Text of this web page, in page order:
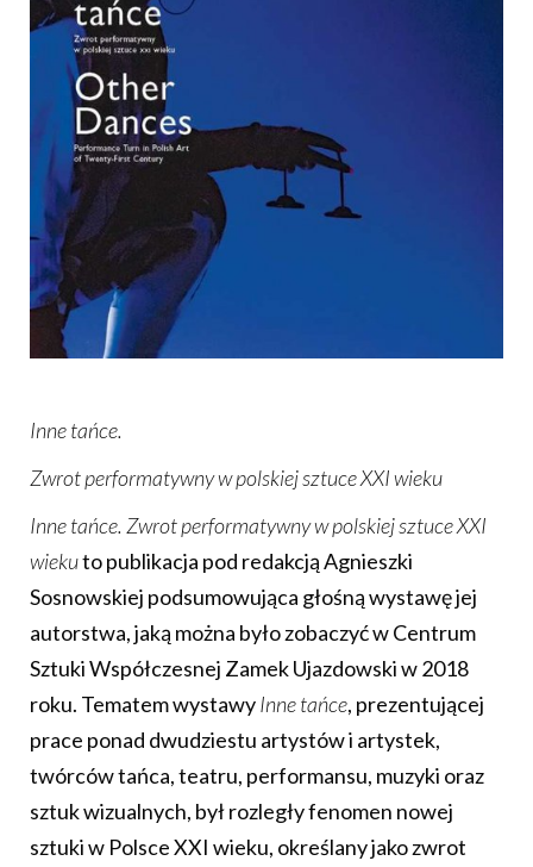
Inne tańce.
Zwrot performatywny w polskiej sztuce XXI wieku
Inne tańce. Zwrot performatywny w polskiej sztuce XXI
wiekuto publikacja pod redakcją Agnieszki
Sosnowskiej podsumowująca głośną wystawę jej
autorstwa, jaką można było zobaczyć w Centrum
Sztuki Współczesnej Zamek Ujazdowski w 2018
roku. Tematem wystawyInne tańce, prezentującej
prace ponad dwudziestu artystów i artystek,
twórców tańca, teatru, performansu, muzyki oraz
sztuk wizualnych, był rozległy fenomen nowej
sztuki w Polsce XXI wieku, określany jako zwrot